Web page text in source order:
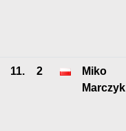
11. 2
Miko
Marczyk